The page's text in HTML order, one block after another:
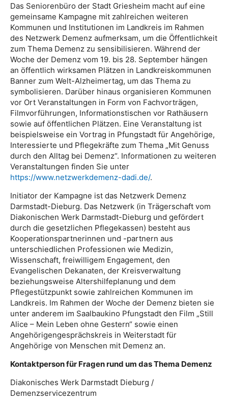
Das Seniorenbüro der Stadt Griesheim macht auf eine
gemeinsame Kampagne mit zahlreichen weiteren
Kommunen und Institutionen im Landkreis im Rahmen
des Netzwerk Demenz aufmerksam, um die Öffentlichkeit
zum Thema Demenz zu sensibilisieren. Während der
Woche der Demenz vom 19. bis 28. September hängen
an öffentlich wirksamen Plätzen in Landkreiskommunen
Banner zum Welt-Alzheimertag, um das Thema zu
symbolisieren. Darüber hinaus organisieren Kommunen
vor Ort Veranstaltungen in Form von Fachvorträgen,
Filmvorführungen, Informationstischen vor Rathäusern
sowie auf öffentlichen Plätzen. Eine Veranstaltung ist
beispielsweise ein Vortrag in Pfungstadt für Angehörige,
Interessierte und Pflegekräfte zum Thema „Mit Genuss
durch den Alltag bei Demenz“. Informationen zu weiteren
Veranstaltungen finden Sie unter
https://www.netzwerkdemenz-dadi.de/.
Initiator der Kampagne ist das Netzwerk Demenz
Darmstadt-Dieburg. Das Netzwerk (in Trägerschaft vom
Diakonischen Werk Darmstadt-Dieburg und gefördert
durch die gesetzlichen Pflegekassen) besteht aus
Kooperationspartnerinnen und -partnern aus
unterschiedlichen Professionen wie Medizin,
Wissenschaft, freiwilligem Engagement, den
Evangelischen Dekanaten, der Kreisverwaltung
beziehungsweise Altershilfeplanung und dem
Pflegestützpunkt sowie zahlreichen Kommunen im
Landkreis. Im Rahmen der Woche der Demenz bieten sie
unter anderem im Saalbaukino Pfungstadt den Film „Still
Alice – Mein Leben ohne Gestern“ sowie einen
Angehörigengesprächskreis in Weiterstadt für
Angehörige von Menschen mit Demenz an.
Kontaktperson für Fragen rund um das Thema Demenz
Diakonisches Werk Darmstadt Dieburg /
Demenzservicezentrum